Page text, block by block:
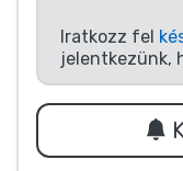
Iratkozz fel
jelentkezünk,